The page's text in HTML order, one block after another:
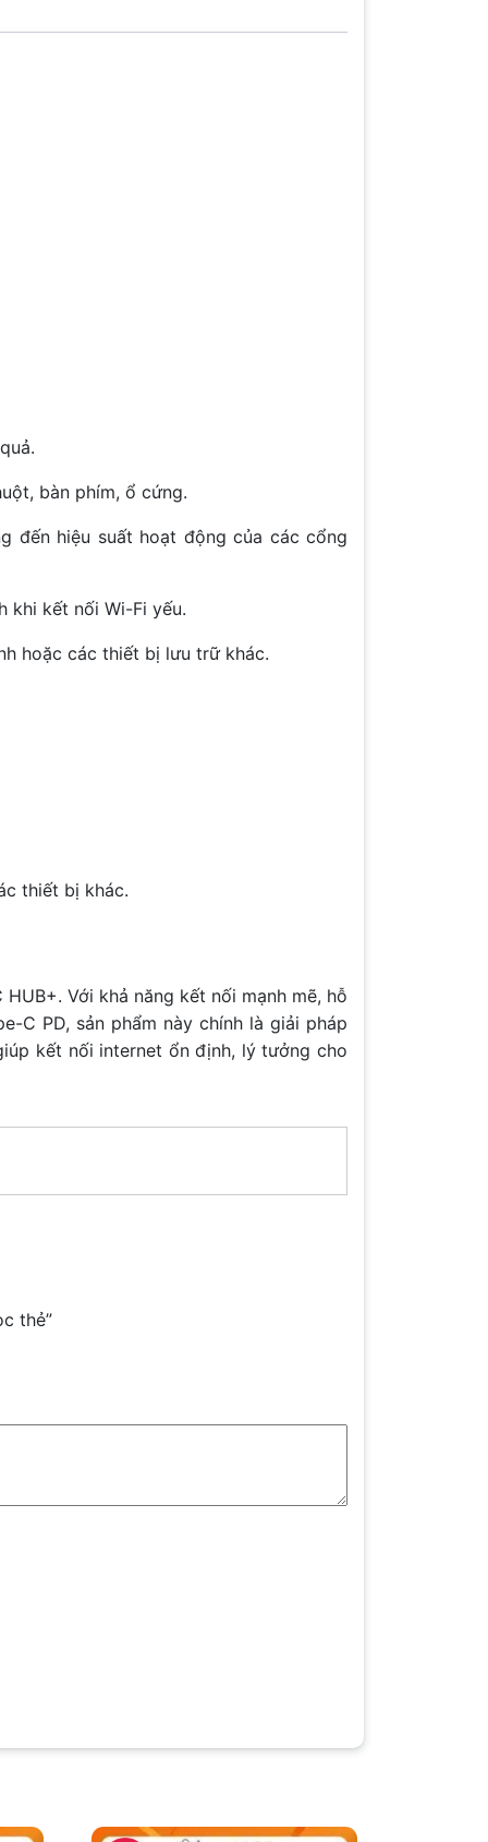
bàn phím, ổ cứng.
đến hiệu suất hoạt động của các cổng
khi kết nối Wi-Fi yếu.
hoặc các thiết bị lưu trữ khác.
thiết bị khác.
Với khả năng kết nối mạnh mẽ, hỗ
C PD, sản phẩm này chính là giải pháp
kết nối internet ổn định, lý tưởng cho
thẻ”